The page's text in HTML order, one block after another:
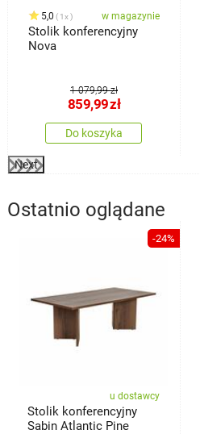
5,0 1x w magazynie
Stolik konferencyjny
Nova
1 079,99 zł
859,99zł
Do koszyka
Next
Ostatnio oglądane
-24%
u dostawcy
Stolik konferencyjny
Sabin Atlantic Pine